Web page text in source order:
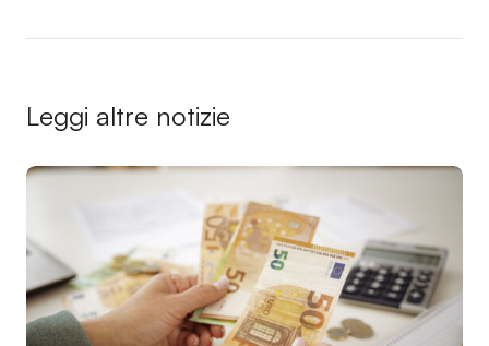
Leggi altre notizie